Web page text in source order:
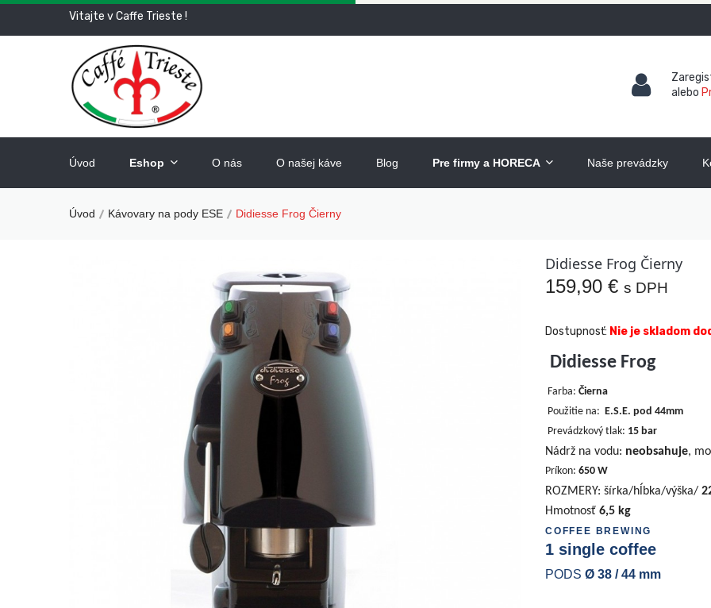
Vitajte v Caffe Trieste !
alebo
Úvod Eshop O nás O našej káve Blog Pre firmy a HORECA Naše prevádzky
Úvod Kávovary na pody ESE Didiesse Frog Čierny
Didiesse Frog Čierny
159,90 € s DPH
Dostupnosť: Nie je skladom
Didiesse Frog
Farba: Čierna
Použitie na: E.S.E. pod 44mm
Prevádzkový tlak: 15 bar
Nádrž na vodu: neobsahuje,
Príkon: 650 W
ROZMERY: šírka/hĺbka/výška/
Hmotnosť 6,5 kg
COFFEE BREWING
1 single coffee
PODS Ø 38 / 44 mm